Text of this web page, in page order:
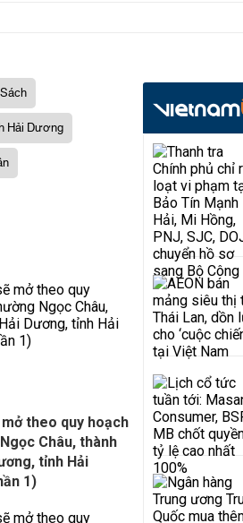
Hải Dương
theo quy hoạch
Châu, thành
tỉnh Hải
1)